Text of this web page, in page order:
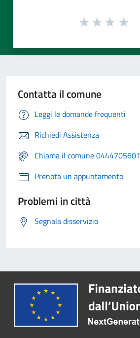
Contatta il comune
Leggi le domande frequenti
Richiedi Assistenza
Chiama il comune 0444705601
Prenota un appuntamento
Problemi in città
Segnala disservizio